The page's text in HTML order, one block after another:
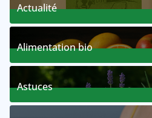
Actualité
3 Posts
Alimentation bio
0 Posts
Astuces
3 Posts